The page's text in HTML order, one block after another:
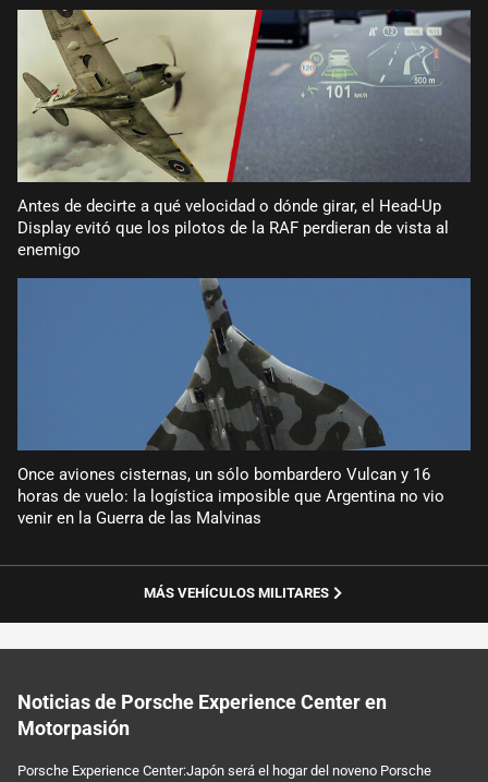
Antes de decirte a qué velocidad o dónde girar, el Head-Up
Display evitó que los pilotos de la RAF perdieran de vista al
enemigo
Once aviones cisternas, un sólo bombardero Vulcan y 16
horas de vuelo: la logística imposible que Argentina no vio
venir en la Guerra de las Malvinas
MÁS VEHÍCULOS MILITARES
Noticias de Porsche Experience Center en
Motorpasión
Porsche Experience Center:Japón será el hogar del noveno Porsche